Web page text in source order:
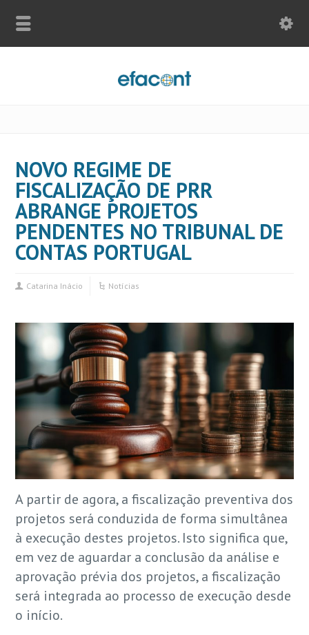
NOVO REGIME DE
FISCALIZAÇÃO DE PRR
ABRANGE PROJETOS
PENDENTES NO TRIBUNAL DE
CONTAS PORTUGAL
Catarina Inácio Notícias
A partir de agora, a fiscalização preventiva dos
projetos será conduzida de forma simultânea
à execução destes projetos. Isto significa que,
em vez de aguardar a conclusão da análise e
aprovação prévia dos projetos, a fiscalização
será integrada ao processo de execução desde
o início.